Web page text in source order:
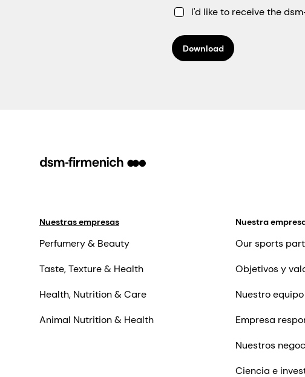
I'd like to receive the
Download
Nuestras empresas
Perfumery & Beauty
Taste, Texture & Health
Health, Nutrition & Care
Animal Nutrition & Health
Nuestra
Our sports
Objetivos y
Nuestro
Empresa
Nuestros
Ciencia e